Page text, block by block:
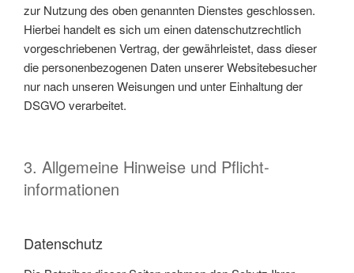
zur Nutzung des oben genannten Dienstes geschlossen.
Hierbei handelt es sich um einen datenschutzrechtlich
vorgeschriebenen Vertrag, der gewährleistet, dass dieser
die personenbezogenen Daten unserer Websitebesucher
nur nach unseren Weisungen und unter Einhaltung der
DSGVO verarbeitet.
3. Allgemeine Hinweise und Pflicht­
informationen
Datenschutz